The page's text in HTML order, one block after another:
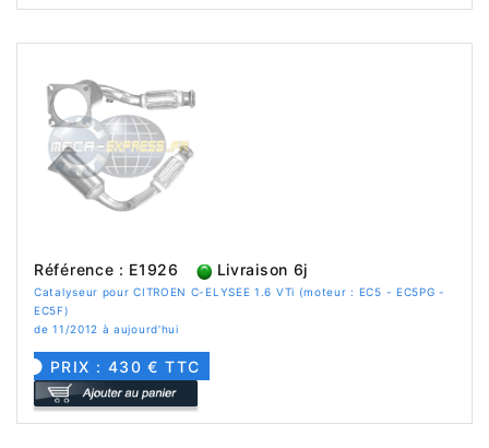
Référence : E1926 Livraison 6j
Catalyseur pour CITROEN C-ELYSEE 1.6 VTi (moteur : EC5 - EC5PG -
EC5F)
de 11/2012 à aujourd'hui
PRIX : 430 € TTC